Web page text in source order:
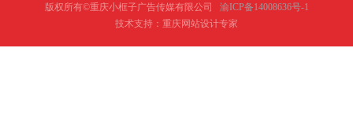
版权所有©重庆小框子广告传媒有限公司 渝ICP备14008636号-1
技术支持：重庆网站设计专家